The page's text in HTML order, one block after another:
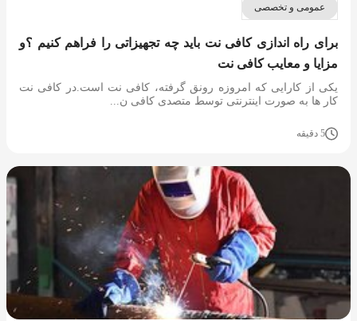
عمومی و تخصصی
برای راه اندازی کافی نت باید چه تجهیزاتی را فراهم کنیم ؟و
مزایا و معایب کافی نت
یکی از کارایی که امروزه رونق گرفته، کافی نت است.در کافی نت
کار ها به صورت اینترنتی توسط متصدی کافی ن...
5 دقیقه